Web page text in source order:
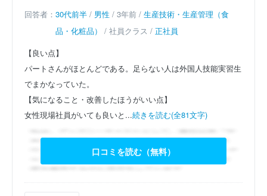
回答者： 30代前半 / 男性 / 3年前 / 生産技術・生産管理（食
品・化粧品）
/ 社員クラス / 正社員
【良い点】
パートさんがほとんどである。足らない人は外国人技能実習生
でまかなっていた。
【気になること・改善したほうがいい点】
女性現場社員がいても良いと...続きを読む(全81文字)
口コミを読む（無料）